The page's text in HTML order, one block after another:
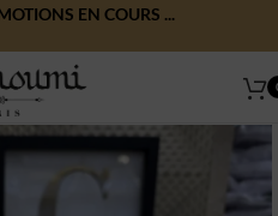
EN COURS ...